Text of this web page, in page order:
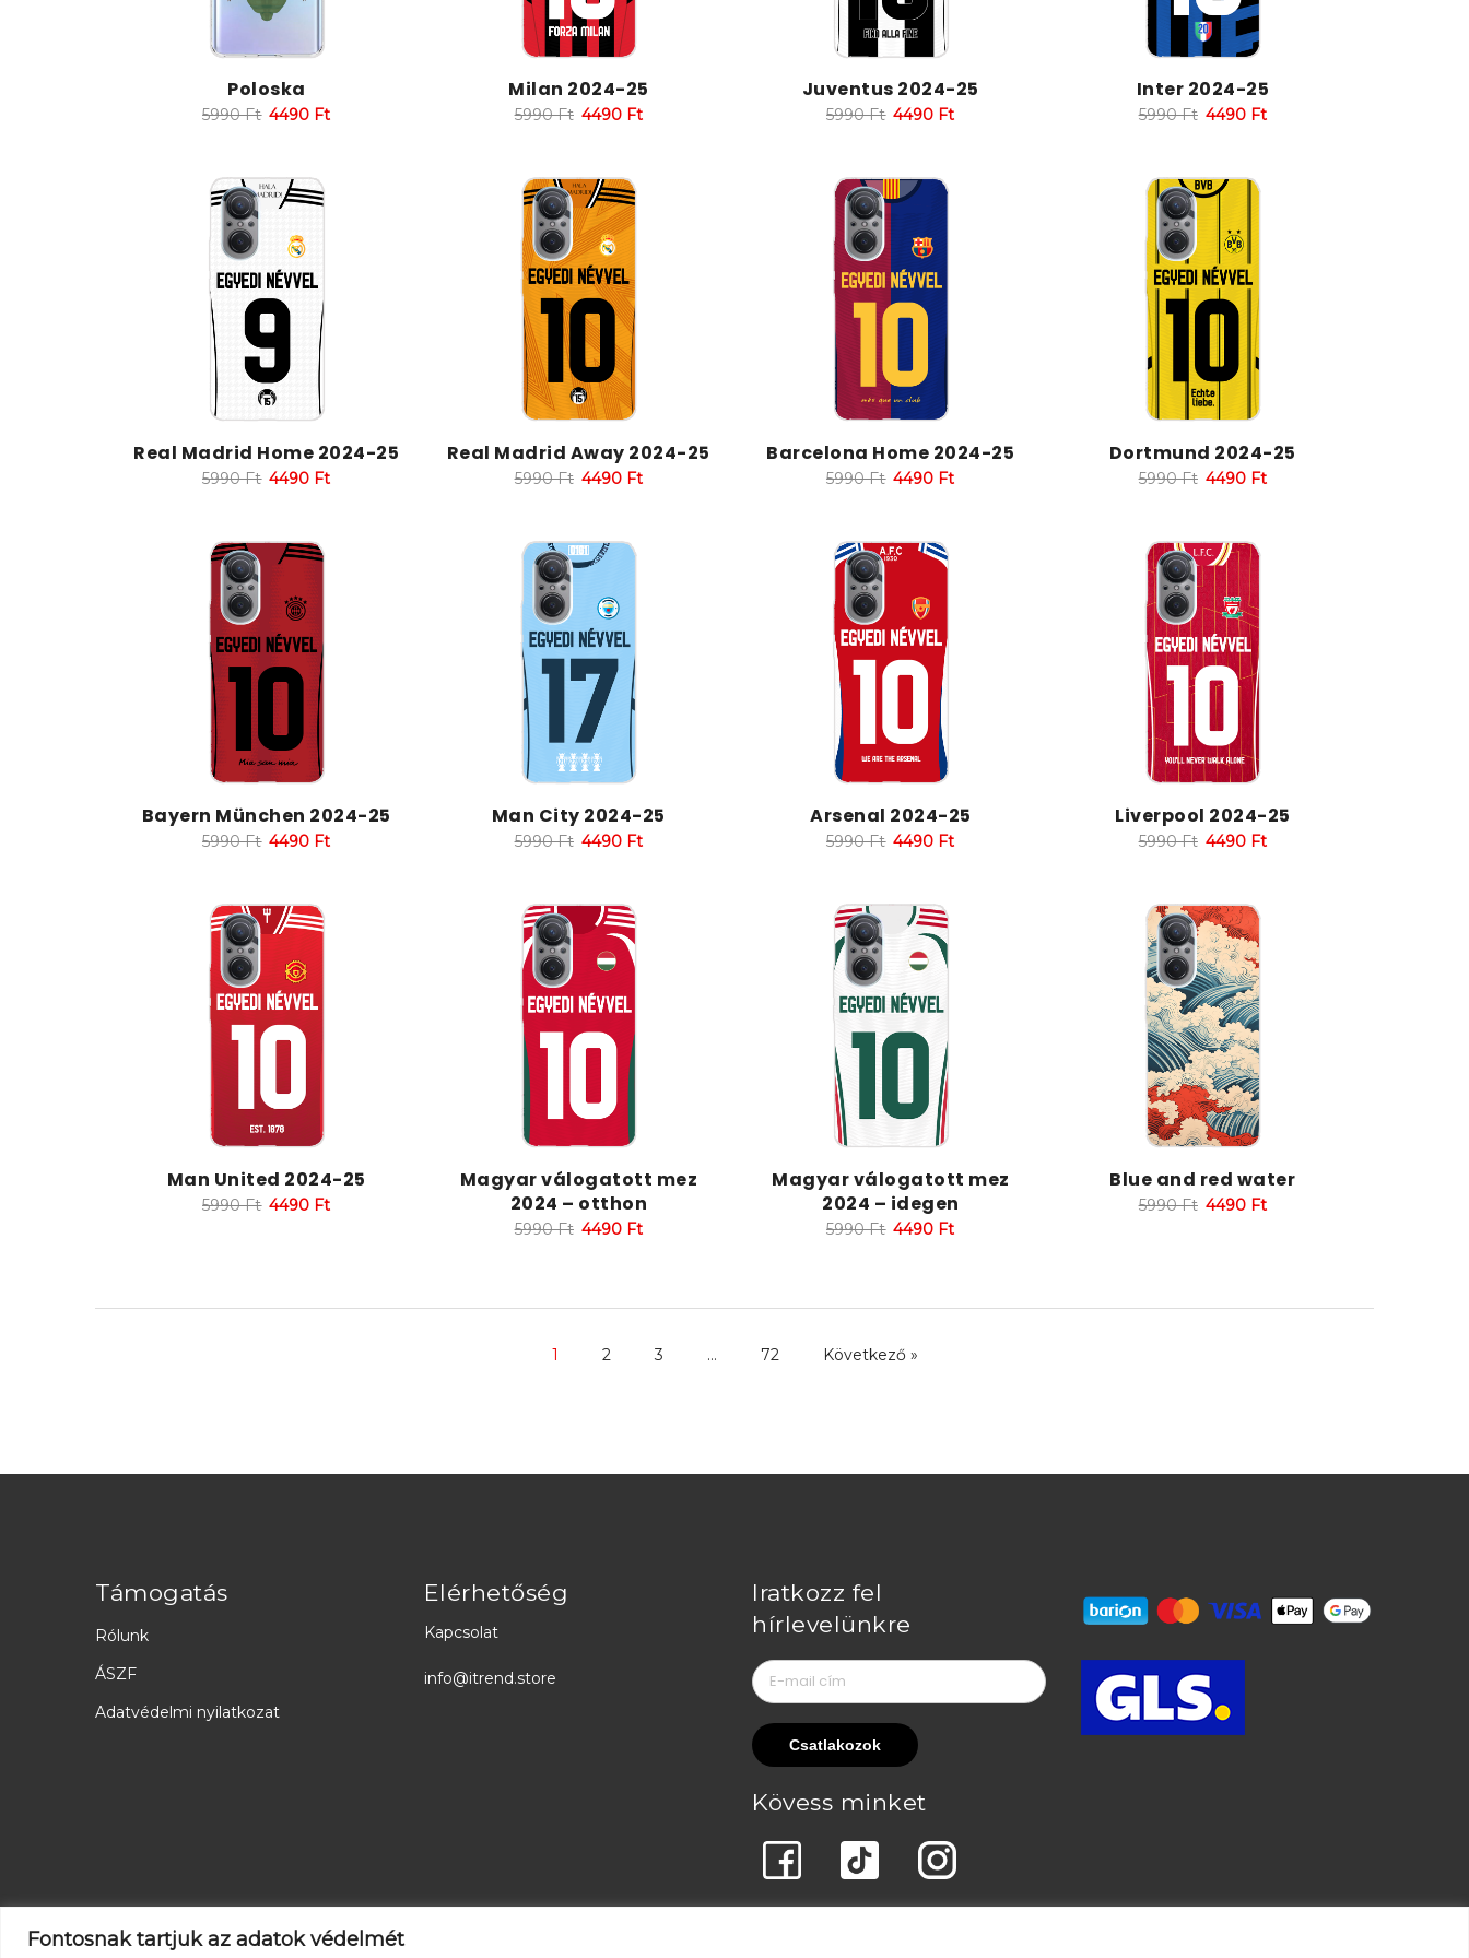
Fontosnak tartjuk az adatok védelmét
Poloska
5990Ft 4490 Ft
Milan 2024-25
5990Ft 4490 Ft
Juventus 2024-25
5990Ft 4490 Ft
Inter 2024-25
5990Ft 4490 Ft
Real Madrid Home 2024-25
5990Ft 4490 Ft
Real Madrid Away 2024-25
5990Ft 4490 Ft
Barcelona Home 2024-25
5990Ft 4490 Ft
Dortmund 2024-25
5990Ft 4490 Ft
Bayern München 2024-25
5990Ft 4490 Ft
Man City 2024-25
5990Ft 4490 Ft
Arsenal 2024-25
5990Ft 4490 Ft
Liverpool 2024-25
5990Ft 4490 Ft
Man United 2024-25
5990Ft 4490 Ft
Magyar válogatott mez
2024 – otthon
5990Ft 4490 Ft
Magyar válogatott mez
2024 – idegen
5990Ft 4490 Ft
Blue and red water
5990Ft 4490 Ft
1 2 3 … 72 Következő »
Támogatás
Rólunk
ÁSZF
Adatvédelmi nyilatkozat
Elérhetőség
Kapcsolat
info@itrend.store
Iratkozz fel
hírlevelünkre
Kövess minket